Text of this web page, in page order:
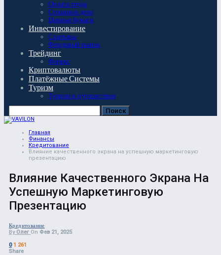
Оплата труда
Страховое дело
Ценные бумаги
Инвестирование
Стартапы
Фондовый рынок
Трейдинг
Форекс
Криптовалюты
Платёжные Системы
Туризм
Туризм и путешествия
Главная
Финансы
Кредитование
Влияние качественного экрана на успешную маркетинговую
презентацию
Влияние Качественного Экрана На
Успешную Маркетинговую
Презентацию
Кредитование
By Олег On Фев 21, 2025
0 1 261
Share